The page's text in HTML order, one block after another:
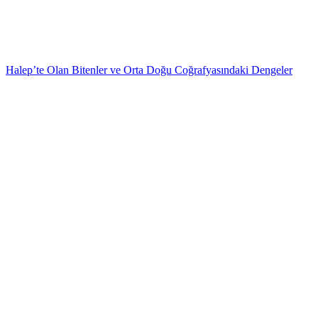
Halep’te Olan Bitenler ve Orta Doğu Coğrafyasındaki Dengeler